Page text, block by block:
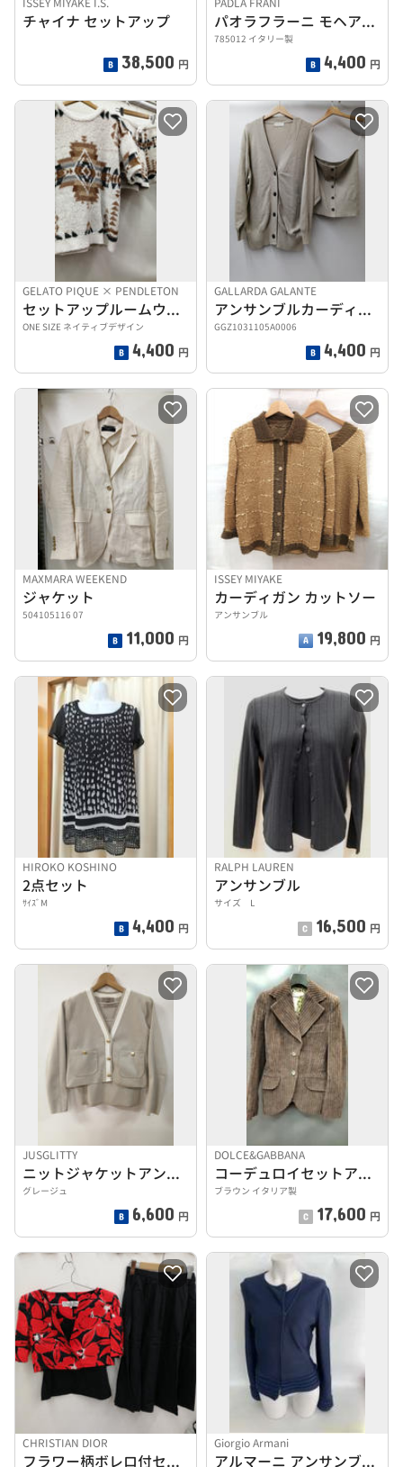
チャイナ セットアップ
38,500 円
パオラフラーニ モヘア入りニットスーツ
785012 イタリー製
4,400 円
GELATO PIQUE × PENDLETON
セットアップルームウェア
ONE SIZE ネイティブデザイン
4,400 円
GALLARDA GALANTE
アンサンブルカーディガン
GGZ1031105A0006
4,400 円
MAXMARA WEEKEND
ジャケット
504105116 07
11,000 円
ISSEY MIYAKE
カーディガン カットソー
アンサンブル
19,800 円
HIROKO KOSHINO
2点セット
ｻｲｽﾞM
4,400 円
RALPH LAUREN
アンサンブル
サイズ L
16,500 円
JUSGLITTY
ニットジャケットアンサンブル ジャスグリッティー
グレージュ
6,600 円
DOLCE&GABBANA
コーデュロイセットアップ
ブラウン イタリア製
17,600 円
CHRISTIAN DIOR
フラワー柄ボレロ付セットアップ
Giorgio Armani
アルマーニ アンサンブル(紺)